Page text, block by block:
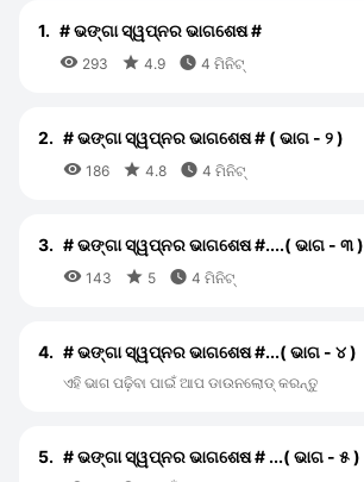
1. # ଭଙ୍ଗା ସ୍ୱପ୍ନର ଭାଗଶେଷ #
 293  4.9  4 ମିନିଟ୍
2. # ଭଙ୍ଗା ସ୍ୱପ୍ନର ଭାଗଶେଷ # ( ଭାଗ - ୨ )
 186  4.8  4 ମିନିଟ୍
3. # ଭଙ୍ଗା ସ୍ୱପ୍ନର ଭାଗଶେଷ #....( ଭାଗ - ୩ )
 143  5  4 ମିନିଟ୍
4. # ଭଙ୍ଗା ସ୍ୱପ୍ନର ଭାଗଶେଷ #...( ଭାଗ - ୪ )
ଏହି ଭାଗ ପଢ଼ିବା ପାଇଁ ଆପ ଡାଉନଲୋଡ୍ କରନ୍ତୁ
5. # ଭଙ୍ଗା ସ୍ୱପ୍ନର ଭାଗଶେଷ # ...( ଭାଗ - ୫ )